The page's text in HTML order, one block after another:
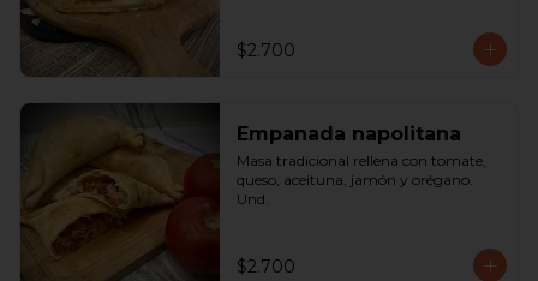
$2.700
Empanada napolitana
Masa tradicional rellena con tomate,
queso, aceituna, jamón y orégano.
Und.
$2.700